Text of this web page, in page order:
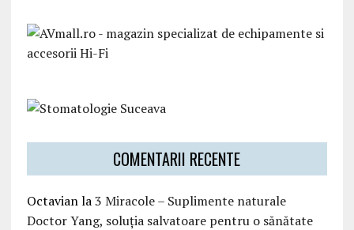
COMENTARII RECENTE
Octavianla3 Miracole – Suplimente naturale
Doctor Yang, soluția salvatoare pentru o sănătate